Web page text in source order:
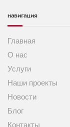
навигация
Главная
О нас
Услуги
Наши проекты
Новости
Блог
Контакты